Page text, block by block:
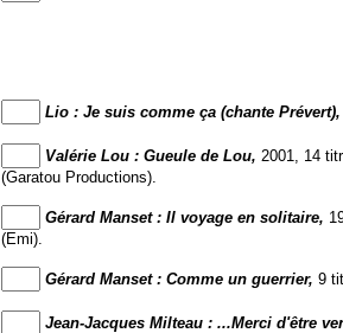
Lio : Je suis comme ça (chante Prévert),
Valérie Lou : Gueule de Lou, 2001, 14
(Garatou Productions).
Gérard Manset : Il voyage en solitaire,
(Emi).
Gérard Manset : Comme un guerrier, 9
Jean-Jacques Milteau : ...Merci d'être